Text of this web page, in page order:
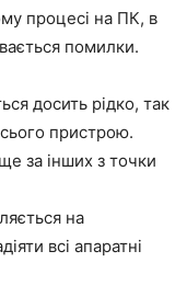
процесі на ПК, в
помилки.
досить рідко, так
пристрою.
за інших з точки
на
всі апаратні